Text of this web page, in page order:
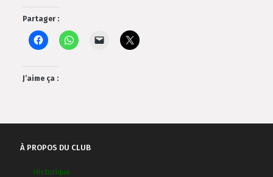
Partager :
J’aime ça :
À PROPOS DU CLUB
Historique